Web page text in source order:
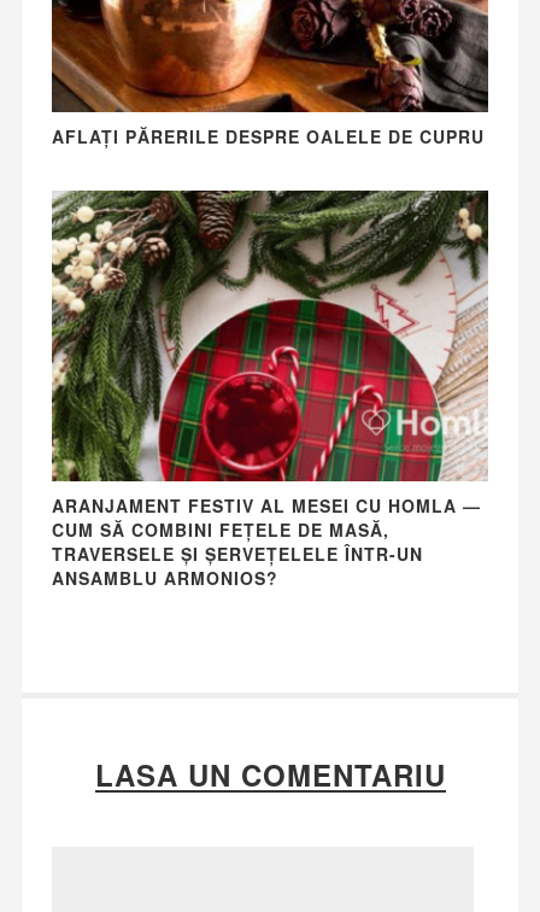
AFLAȚI PĂRERILE DESPRE OALELE DE CUPRU
ARANJAMENT FESTIV AL MESEI CU HOMLA —
CUM SĂ COMBINI FEȚELE DE MASĂ,
TRAVERSELE ȘI ȘERVEȚELELE ÎNTR-UN
ANSAMBLU ARMONIOS?
LASA UN COMENTARIU